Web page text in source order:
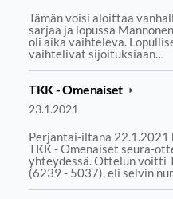
Tämän voisi aloittaa
sarjaa ja lopussa
oli aika vaihteleva.
vaihtelivat sijoituksiaan…
TKK - Omenaiset
23.1.2021
Perjantai-iltana
TKK - Omenaiset seura-
yhteydessä. Ottelun voitti
(6239 - 5037), eli selvin